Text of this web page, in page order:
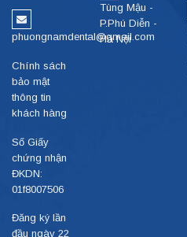
phuongnamdental@gmail.com
Chính sách
bảo mật
thông tin
khách hàng
Số Giấy
chứng nhận
ĐKDN:
01f8007506
Đăng ký lần
đầu ngày 22
Tùng Mậu -
P.Phú Diễn -
Hà Nội